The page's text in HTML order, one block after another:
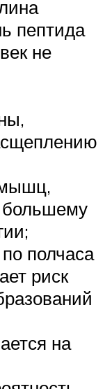
пептида
не
большему
полчаса
риск
на